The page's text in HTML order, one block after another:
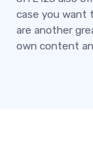
case you want
are another
own content